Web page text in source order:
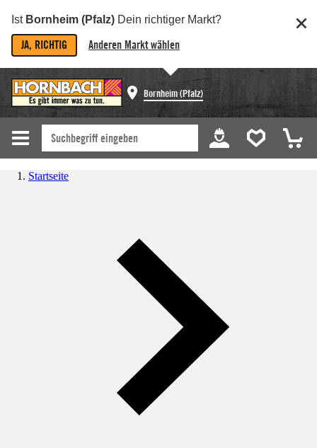
Ist Bornheim (Pfalz) Dein richtiger Markt?
JA, RICHTIG Anderen Markt wählen
Bornheim (Pfalz)
Startseite